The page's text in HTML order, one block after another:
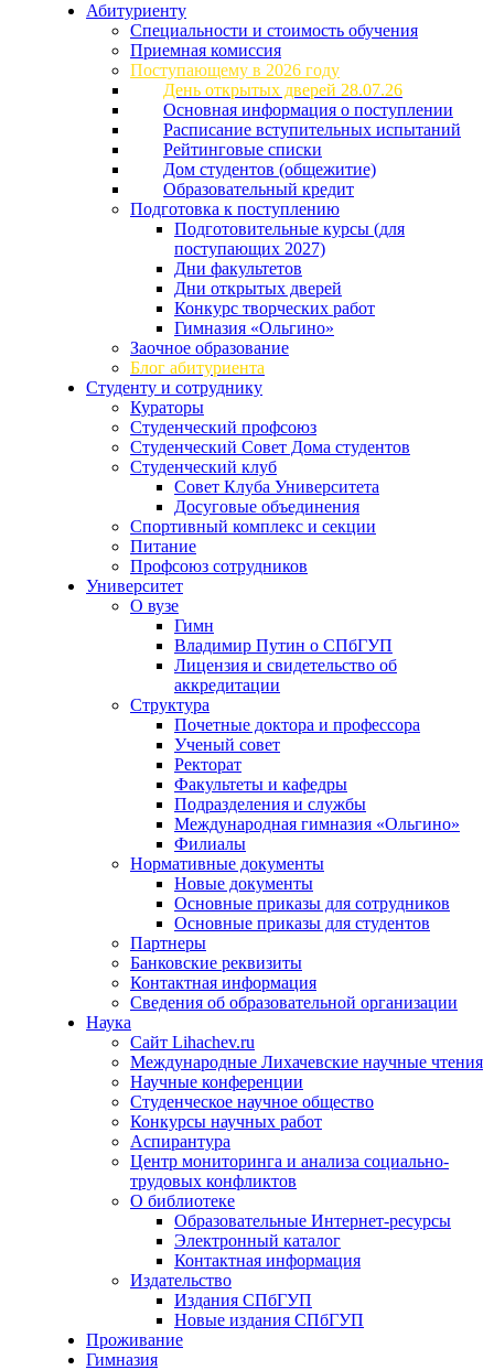
Абитуриенту
Специальности и стоимость обучения
Приемная комиссия
Поступающему в 2026 году
День открытых дверей 28.07.26
Основная информация о поступлении
Расписание вступительных испытаний
Рейтинговые списки
Дом студентов (общежитие)
Образовательный кредит
Подготовка к поступлению
Подготовительные курсы (для
поступающих 2027)
Дни факультетов
Дни открытых дверей
Конкурс творческих работ
Гимназия «Ольгино»
Заочное образование
Блог абитуриента
Студенту и сотруднику
Кураторы
Студенческий профсоюз
Студенческий Совет Дома студентов
Студенческий клуб
Совет Клуба Университета
Досуговые объединения
Спортивный комплекс и секции
Питание
Профсоюз сотрудников
Университет
О вузе
Гимн
Владимир Путин о СПбГУП
Лицензия и свидетельство об
аккредитации
Структура
Почетные доктора и профессора
Ученый совет
Ректорат
Факультеты и кафедры
Подразделения и службы
Международная гимназия «Ольгино»
Филиалы
Нормативные документы
Новые документы
Основные приказы для сотрудников
Основные приказы для студентов
Партнеры
Банковские реквизиты
Контактная информация
Сведения об образовательной организации
Наука
Сайт Lihachev.ru
Международные Лихачевские научные чтения
Научные конференции
Студенческое научное общество
Конкурсы научных работ
Аспирантура
Центр мониторинга и анализа социально-
трудовых конфликтов
О библиотеке
Образовательные Интернет-ресурсы
Электронный каталог
Контактная информация
Издательство
Издания СПбГУП
Новые издания СПбГУП
Проживание
Гимназия